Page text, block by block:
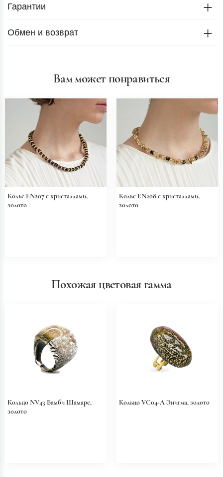
Гарантии
Обмен и возврат
Вам может понравиться
Колье EN207 с кристаллами,
золото
Колье EN208 с кристаллами,
золото
Похожая цветовая гамма
Кольцо NV43 Бамби Шамаре,
золото
Кольцо VC04-A Энигма, золото